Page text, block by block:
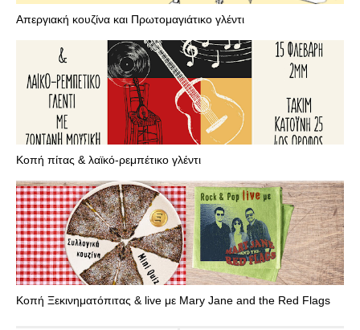
Απεργιακή κουζίνα και Πρωτομαγιάτικο γλέντι
Κοπή πίτας & λαϊκό-ρεμπέτικο γλέντι
Κοπή Ξεκινηματόπιτας & live με Mary Jane and the Red Flags